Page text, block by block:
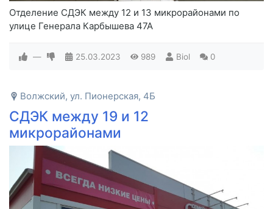
Отделение СДЭК между 12 и 13 микрорайонами по
улице Генерала Карбышева 47А
— 25.03.2023 989 Biol 0
Волжский, ул. Пионерская, 4Б
СДЭК между 19 и 12
микрорайонами